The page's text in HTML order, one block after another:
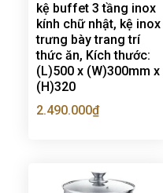
kệ buffet 3 tầng inox
kính chữ nhật, kệ inox
trưng bày trang trí
thức ăn, Kích thước:
(L)500 x (W)300mm x
(H)320
2.490.000₫